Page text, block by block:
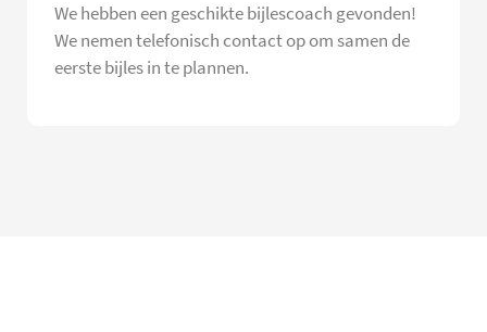
We hebben een geschikte bijlescoach gevonden!
We nemen telefonisch contact op om samen de
eerste bijles in te plannen.